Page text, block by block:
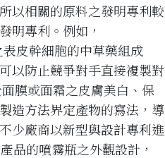
以相關的原料之發明專利較
明專利。例如，
皮幹細胞的中草藥組成
以防止競爭對手直接複製對
膜或面霜之皮膚美白、保
製造方法界定產物的寫法，導
少廠商以新型與設計專利進
品的噴霧瓶之外觀設計，